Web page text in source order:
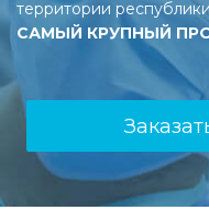
территории
САМЫЙ КРУПНЫЙ